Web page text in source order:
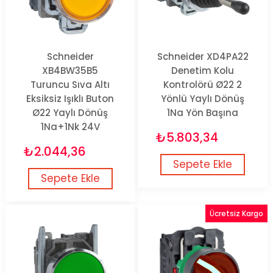
Schneider
XB4BW35B5
Turuncu Sıva Altı
Eksiksiz Işıklı Buton
Ø22 Yaylı Dönüş
1Na+1Nk 24V
₺2.044,36
Sepete Ekle
Schneider XD4PA22
Denetim Kolu
Kontrolörü Ø22 2
Yönlü Yaylı Dönüş
1Na Yön Başına
₺5.803,34
Sepete Ekle
Ücretsiz Kargo